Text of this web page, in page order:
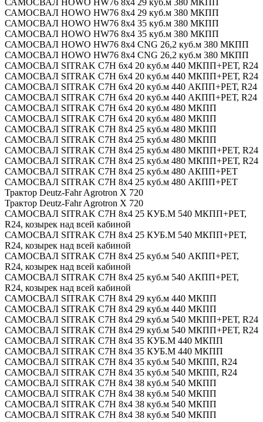
САМОСВАЛ HOWO HW76 8x4 29 куб.м 380 МКПП
САМОСВАЛ HOWO HW76 8x4 29 куб.м 380 МКПП
САМОСВАЛ HOWO HW76 8x4 35 куб.м 380 МКПП
САМОСВАЛ HOWO HW76 8x4 35 куб.м 380 МКПП
САМОСВАЛ HOWO HW76 8x4 CNG 26,2 куб.м 380 МКПП
САМОСВАЛ HOWO HW76 8x4 CNG 26,2 куб.м 380 МКПП
САМОСВАЛ SITRAK C7H 6x4 20 куб.м 440 МКПП+РЕТ, R24
САМОСВАЛ SITRAK C7H 6x4 20 куб.м 440 МКПП+РЕТ, R24
САМОСВАЛ SITRAK C7H 6x4 20 куб.м 440 АКПП+РЕТ, R24
САМОСВАЛ SITRAK C7H 6x4 20 куб.м 440 АКПП+РЕТ, R24
САМОСВАЛ SITRAK C7H 6x4 20 куб.м 480 МКПП
САМОСВАЛ SITRAK C7H 6x4 20 куб.м 480 МКПП
САМОСВАЛ SITRAK C7H 8x4 25 куб.м 480 МКПП
САМОСВАЛ SITRAK C7H 8x4 25 куб.м 480 МКПП
САМОСВАЛ SITRAK C7H 8x4 25 куб.м 480 МКПП+РЕТ, R24
САМОСВАЛ SITRAK C7H 8x4 25 куб.м 480 МКПП+РЕТ, R24
САМОСВАЛ SITRAK C7H 8x4 25 куб.м 480 АКПП+РЕТ
САМОСВАЛ SITRAK C7H 8x4 25 куб.м 480 АКПП+РЕТ
Трактор Deutz-Fahr Agrotron X 720
Трактор Deutz-Fahr Agrotron X 720
САМОСВАЛ SITRAK C7H 8x4 25 КУБ.М 540 МКПП+РЕТ,
R24, козырек над всей кабиной
САМОСВАЛ SITRAK C7H 8x4 25 КУБ.М 540 МКПП+РЕТ,
R24, козырек над всей кабиной
САМОСВАЛ SITRAK C7H 8x4 25 куб.м 540 АКПП+РЕТ,
R24, козырек над всей кабиной
САМОСВАЛ SITRAK C7H 8x4 25 куб.м 540 АКПП+РЕТ,
R24, козырек над всей кабиной
САМОСВАЛ SITRAK C7H 8x4 29 куб.м 440 МКПП
САМОСВАЛ SITRAK C7H 8x4 29 куб.м 440 МКПП
САМОСВАЛ SITRAK C7H 8x4 29 куб.м 540 МКПП+РЕТ, R24
САМОСВАЛ SITRAK C7H 8x4 29 куб.м 540 МКПП+РЕТ, R24
САМОСВАЛ SITRAK C7H 8x4 35 КУБ.М 440 МКПП
САМОСВАЛ SITRAK C7H 8x4 35 КУБ.М 440 МКПП
САМОСВАЛ SITRAK C7H 8x4 35 куб.м 540 МКПП, R24
САМОСВАЛ SITRAK C7H 8x4 35 куб.м 540 МКПП, R24
САМОСВАЛ SITRAK C7H 8x4 38 куб.м 540 МКПП
САМОСВАЛ SITRAK C7H 8x4 38 куб.м 540 МКПП
САМОСВАЛ SITRAK C7H 8x4 38 куб.м 540 МКПП
САМОСВАЛ SITRAK C7H 8x4 38 куб.м 540 МКПП